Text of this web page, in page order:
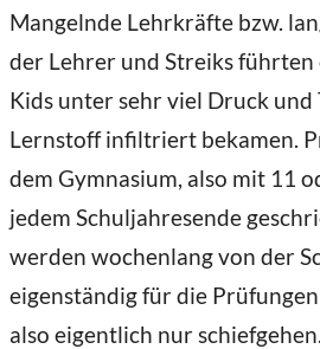
Mangelnde Lehrkräfte bzw.
der Lehrer und Streiks führten
Kids unter sehr viel Druck und
Lernstoff infiltriert bekamen.
dem Gymnasium, also mit 11
jedem Schuljahresende
werden wochenlang von der
eigenständig für die
also eigentlich nur schiefgehen.